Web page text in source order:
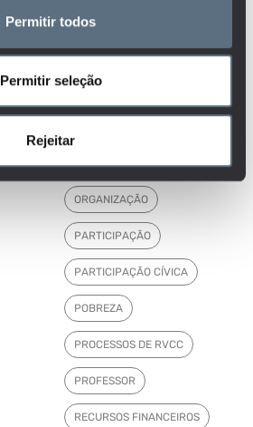
Permitir todos
Permitir seleção
Rejeitar
INVESTIGAÇÃO, CIÊNCIA E
MORTALIDADE NEE
ORGANIZAÇÃO
PARTICIPAÇÃO
PARTICIPAÇÃO CÍVICA
POBREZA
PROCESSOS DE RVCC
PROFESSOR
RECURSOS FINANCEIROS